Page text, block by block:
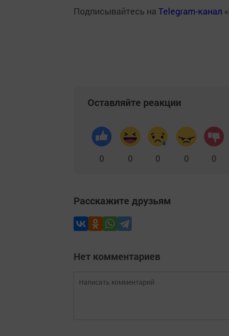
Подписывайтесь на Telegram-канал
Оставляйте реакции
0 0 0 0 0
Расскажите друзьям
Нет комментариев